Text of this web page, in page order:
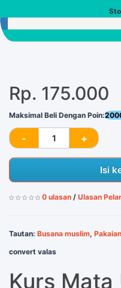
Rp. 175.000
Maksimal Beli Dengan Poin:
Isi
0 ulasan / Ulasan
Tautan: Busana muslim,
convert valas
Kurs Mata